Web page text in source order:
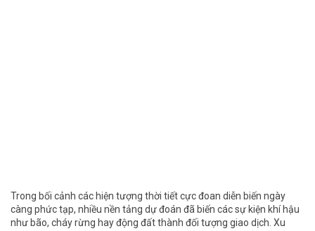
Trong bối cảnh các hiện tượng thời tiết cực đoan diễn biến ngày
càng phức tạp, nhiều nền tảng dự đoán đã biến các sự kiện khí hậu
như bão, cháy rừng hay động đất thành đối tượng giao dịch. Xu